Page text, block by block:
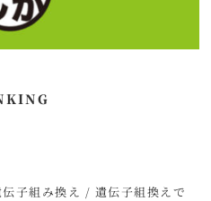
子組み換え / 遺伝子組換えで